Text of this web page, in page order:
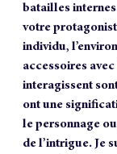
batailles
votre
individu,
accessoires
interagissent
ont une
le personnage
de l’intrigue. Je